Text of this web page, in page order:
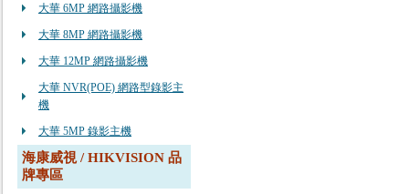
大華 6MP 網路攝影機
大華 8MP 網路攝影機
大華 12MP 網路攝影機
大華 NVR(POE) 網路型錄影主
機
大華 5MP 錄影主機
海康威視 / HIKVISION 品
牌專區